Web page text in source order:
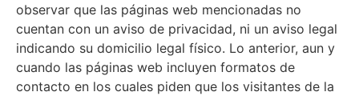
observar que las páginas web mencionadas no
cuentan con un aviso de privacidad, ni un aviso legal
indicando su domicilio legal físico. Lo anterior, aun y
cuando las páginas web incluyen formatos de
contacto en los cuales piden que los visitantes de la